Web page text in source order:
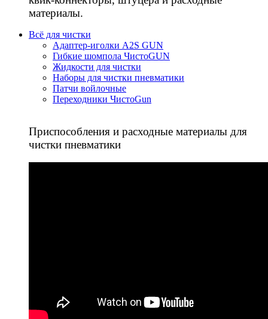
материалы.
Всё для чистки
Адаптер-иголки A2S GUN
Гибкие шомпола ЧистоGUN
Жидкости для чистки
Наборы для чистки пневматики
Патчи войлочные
Переходники ЧистоGun
Приспособления и расходные материалы для
чистки пневматики